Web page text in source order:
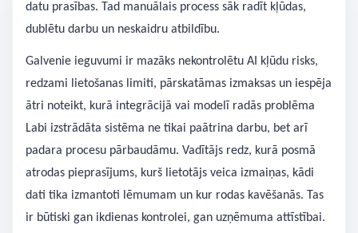
datu prasības. Tad manuālais process sāk radīt kļūdas,
dublētu darbu un neskaidru atbildību.
Galvenie ieguvumi ir mazāks nekontrolētu AI kļūdu risks,
redzami lietošanas limiti, pārskatāmas izmaksas un iespēja
ātri noteikt, kurā integrācijā vai modelī radās problēma
Labi izstrādāta sistēma ne tikai paātrina darbu, bet arī
padara procesu pārbaudāmu. Vadītājs redz, kurā posmā
atrodas pieprasījums, kurš lietotājs veica izmaiņas, kādi
dati tika izmantoti lēmumam un kur rodas kavēšanās. Tas
ir būtiski gan ikdienas kontrolei, gan uzņēmuma attīstībai.